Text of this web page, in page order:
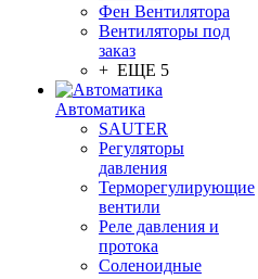
Фен Вентилятора
Вентиляторы под
заказ
+ ЕЩЕ 5
Автоматика
SAUTER
Регуляторы
давления
Терморегулирующие
вентили
Реле давления и
протока
Соленоидные